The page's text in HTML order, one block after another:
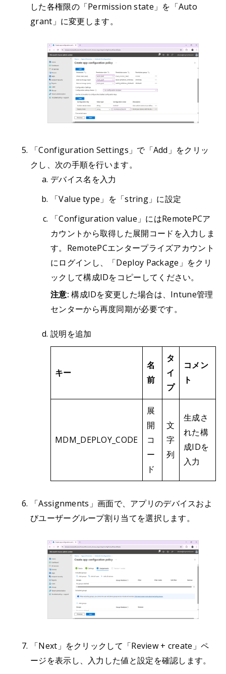
した各権限の「Permission state」を「Auto
grant」に変更します。
「Configuration Settings」で「Add」をクリッ
クし、次の手順を行います。
デバイス名を入力
「Value type」を「string」に設定
「Configuration value」にはRemotePCア
カウントから取得した展開コードを入力しま
す。RemotePCエンタープライズアカウント
にログインし、「Deploy Package」をクリ
ックして構成IDをコピーしてください。
注意: 構成IDを変更した場合は、Intune管理
センターから再度同期が必要です。
説明を追加
キー
名
前
タ
イ
プ
コメン
ト
MDM_DEPLOY_CODE
展
開
コ
ー
ド
文
字
列
生成さ
れた構
成IDを
入力
「Assignments」画面で、アプリのデバイスおよ
びユーザーグループ割り当てを選択します。
「Next」をクリックして「Review + create」ペ
ージを表示し、入力した値と設定を確認します。